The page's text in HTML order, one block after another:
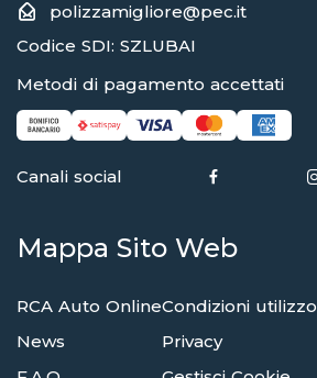
polizzamigliore@pec.it
Codice SDI: SZLUBAI
Metodi di pagamento accettati
Canali social
Mappa Sito Web
RCA Auto Online
News
Condizioni utilizzo
Privacy